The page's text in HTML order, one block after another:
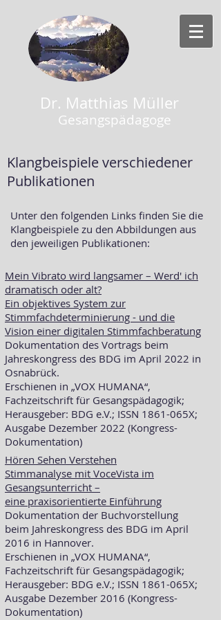
Dr. Matthias Müller
Gesangspädagoge
Klangbeispiele verschiedener
Publikationen
Unter den folgenden Links finden Sie die
Klangbeispiele zu den Abbildungen aus
den jeweiligen Publikationen:
Mein Vibrato wird langsamer – Werd' ich
dramatisch oder alt?
Ein objektives System zur
Stimmfachdeterminierung - und die
Vision einer digitalen Stimmfachberatung
Dokumentation des Vortrags beim
Jahreskongress des BDG im April 2022 in
Osnabrück.
Erschienen in „VOX HUMANA“,
Fachzeitschrift für Gesangspädagogik;
Herausgeber: BDG e.V.; ISSN 1861-065X;
Ausgabe Dezember 2022 (Kongress-
Dokumentation)
Hören Sehen Verstehen
Stimmanalyse mit VoceVista im
Gesangsunterricht –
eine praxisorientierte Einführung
Dokumentation der Buchvorstellung
beim Jahreskongress des BDG im April
2016 in Hannover.
Erschienen in „VOX HUMANA“,
Fachzeitschrift für Gesangspädagogik;
Herausgeber: BDG e.V.; ISSN 1861-065X;
Ausgabe Dezember 2016 (Kongress-
Dokumentation)